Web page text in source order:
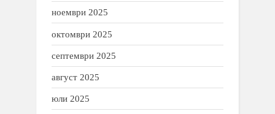
ноември 2025
октомври 2025
септември 2025
август 2025
юли 2025